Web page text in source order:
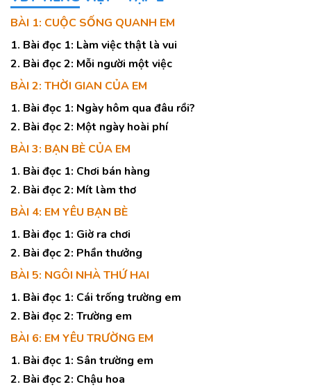
BÀI 1: CUỘC SỐNG QUANH EM
1. Bài đọc 1: Làm việc thật là vui
2. Bài đọc 2: Mỗi người một việc
BÀI 2: THỜI GIAN CỦA EM
1. Bài đọc 1: Ngày hôm qua đâu rồi?
2. Bài đọc 2: Một ngày hoài phí
BÀI 3: BẠN BÈ CỦA EM
1. Bài đọc 1: Chơi bán hàng
2. Bài đọc 2: Mít làm thơ
BÀI 4: EM YÊU BẠN BÈ
1. Bài đọc 1: Giờ ra chơi
2. Bài đọc 2: Phần thưởng
BÀI 5: NGÔI NHÀ THỨ HAI
1. Bài đọc 1: Cái trống trường em
2. Bài đọc 2: Trường em
BÀI 6: EM YÊU TRƯỜNG EM
1. Bài đọc 1: Sân trường em
2. Bài đọc 2: Chậu hoa